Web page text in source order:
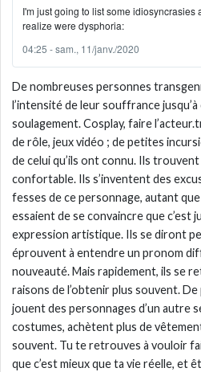
I'm just going to list some idiosyncrasies
realize were dysphoria:
04:25 - sam., 11/janv./2020
De nombreuses personnes
l’intensité de leur souffrance
soulagement. Cosplay, faire
de rôle, jeux vidéo ; de petites
de celui qu’ils ont connu. Ils
confortable. Ils s’inventent des
fesses de ce personnage, autant que
essaient de se convaincre que c’est
expression artistique. Ils se diront
éprouvent à entendre un pronom
nouveauté. Mais rapidement, ils se
raisons de l’obtenir plus souvent.
jouent des personnages d’un autre
costumes, achètent plus de
souvent. Tu te retrouves à vouloir
que c’est mieux que ta vie réelle, et